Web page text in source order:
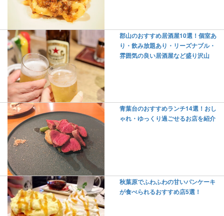
郡山のおすすめ居酒屋10選！個室あ
り・飲み放題あり・リーズナブル・
雰囲気の良い居酒屋など盛り沢山
青葉台のおすすめランチ14選！おし
ゃれ・ゆっくり過ごせるお店を紹介
秋葉原でふわふわの甘いパンケーキ
が食べられるおすすめ店5選！